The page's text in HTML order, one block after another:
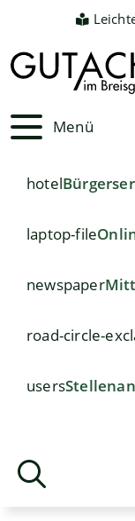
Menü
hotel
laptop-file
newspaper
road-circle-
users